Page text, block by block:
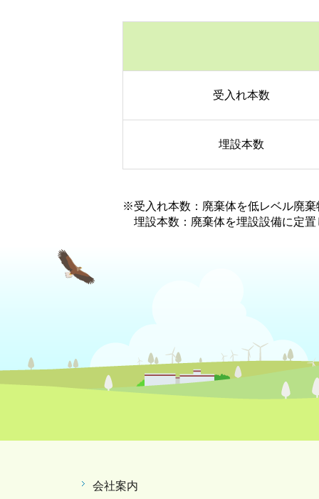
受入れ本数
埋設本数
※受入れ本数：廃棄体を低レベル廃
埋設本数：廃棄体を埋設設備に定置
会社案内